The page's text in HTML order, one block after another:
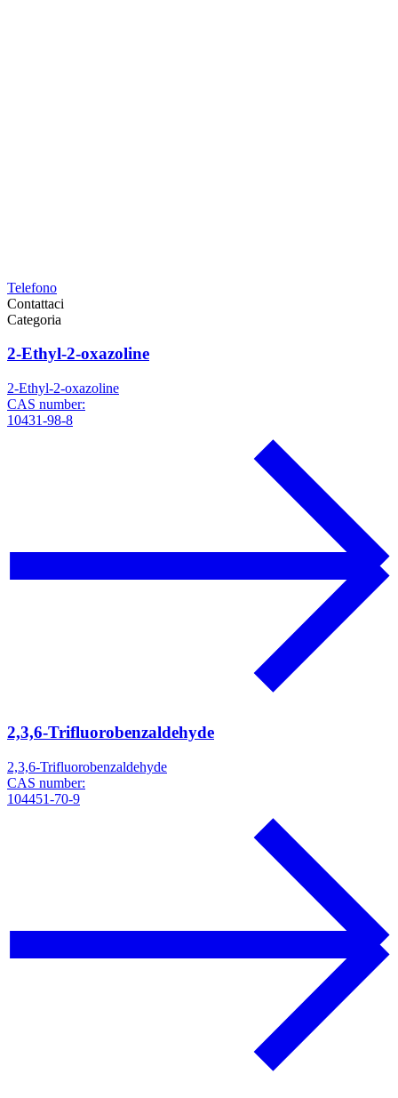
Telefono
Contattaci
Categoria
2-Ethyl-2-oxazoline
2-Ethyl-2-oxazoline
CAS number:
10431-98-8
2,3,6-Trifluorobenzaldehyde
2,3,6-Trifluorobenzaldehyde
CAS number:
104451-70-9